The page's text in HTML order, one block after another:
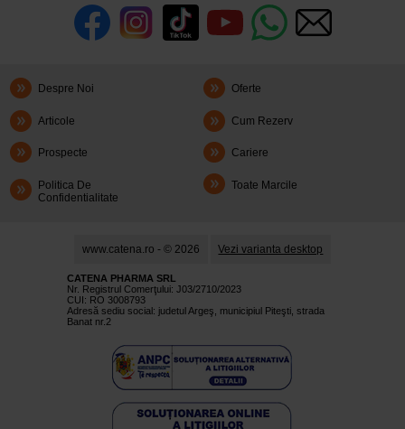
Despre Noi Oferte
Articole Cum Rezerv
Prospecte Cariere
Politica De
Confidentialitate
Toate Marcile
www.catena.ro - © 2026 Vezi varianta desktop
CATENA PHARMA SRL
Nr. Registrul Comerţului: J03/2710/2023
CUI: RO 3008793
Adresă sediu social: judetul Argeş, municipiul Piteşti, strada
Banat nr.2